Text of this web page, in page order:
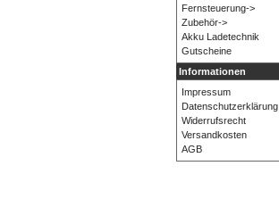
Fernsteuerung->
Zubehör->
Akku Ladetechnik
Gutscheine
Informationen
Impressum
Datenschutzerklärung
Widerrufsrecht
Versandkosten
AGB